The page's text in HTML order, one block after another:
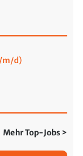
m/d)
Mehr Top-Jobs >